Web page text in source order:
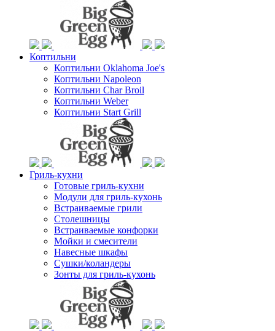
Коптильни
Коптильни Oklahoma Joe's
Коптильни Napoleon
Коптильни Char Broil
Коптильни Weber
Коптильни Start Grill
Гриль-кухни
Готовые гриль-кухни
Модули для гриль-кухонь
Встраиваемые грили
Столешницы
Встраиваемые конфорки
Мойки и смесители
Навесные шкафы
Сушки/коландеры
Зонты для гриль-кухонь